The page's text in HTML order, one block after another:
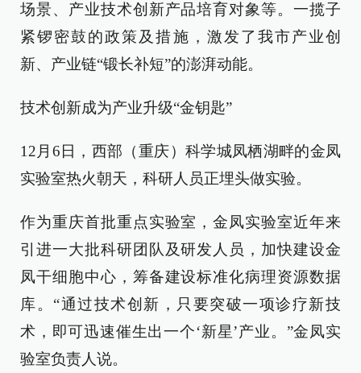
场景、产业技术创新产品培育对象等。一揽子
紧锣密鼓的政策及措施，激发了我市产业创
新、产业链“锻长补短”的澎湃动能。
技术创新成为产业升级“金钥匙”
12月6日，西部（重庆）科学城凤栖湖畔的金凤
实验室热火朝天，科研人员正埋头做实验。
作为重庆首批重点实验室，金凤实验室近年来
引进一大批科研团队及研发人员，加快建设金
凤干细胞中心，筹备建设标准化病理资源数据
库。“通过技术创新，只要突破一项诊疗新技
术，即可迅速催生出一个‘新星’产业。”金凤实
验室负责人说。